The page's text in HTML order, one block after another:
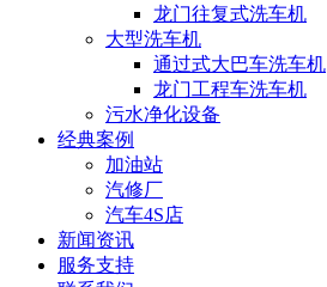
龙门往复式洗车机
大型洗车机
通过式大巴车洗车机
龙门工程车洗车机
污水净化设备
经典案例
加油站
汽修厂
汽车4S店
新闻资讯
服务支持